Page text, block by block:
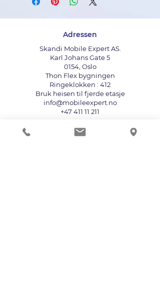
Adressen
Skandi Mobile Expert AS.
Karl Johans Gate 5
0154, Oslo
Thon Flex bygningen
Ringeklokken : 412
Bruk heisen til fjerde etasje
info@mobileexpert.no
+47 411 11 211